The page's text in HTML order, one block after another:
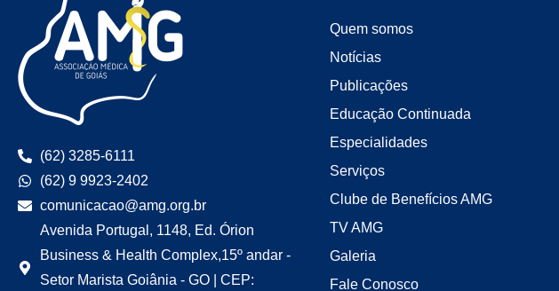
(62) 3285-6111
(62) 9 9923-2402
comunicacao@amg.org.br
Avenida Portugal, 1148, Ed. Órion
Business & Health Complex,15º andar -
Setor Marista Goiânia - GO | CEP:
Quem somos
Notícias
Publicações
Educação Continuada
Especialidades
Serviços
Clube de Benefícios AMG
TV AMG
Galeria
Fale Conosco